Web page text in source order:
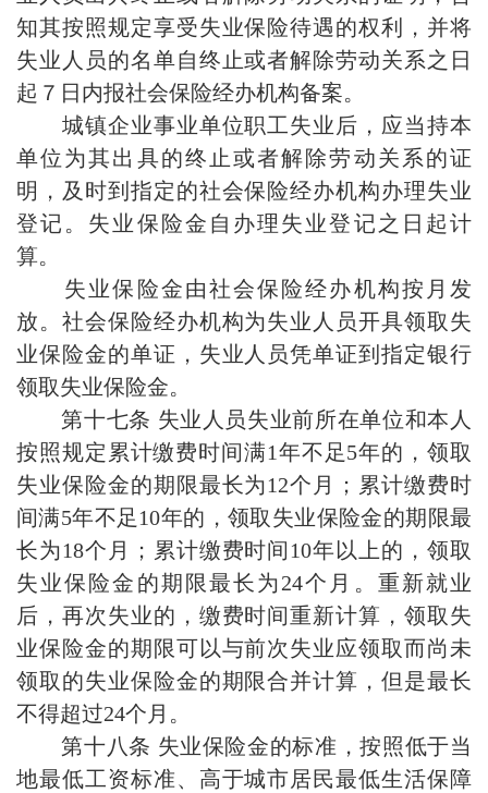
知其按照规定享受失业保险待遇的权利，并将
失业人员的名单自终止或者解除劳动关系之日
起７日内报社会保险经办机构备案。
城镇企业事业单位职工失业后，应当持本
单位为其出具的终止或者解除劳动关系的证
明，及时到指定的社会保险经办机构办理失业
登记。失业保险金自办理失业登记之日起计
算。
失业保险金由社会保险经办机构按月发
放。社会保险经办机构为失业人员开具领取失
业保险金的单证，失业人员凭单证到指定银行
领取失业保险金。
第十七条 失业人员失业前所在单位和本人
按照规定累计缴费时间满1年不足5年的，领取
失业保险金的期限最长为12个月；累计缴费时
间满5年不足10年的，领取失业保险金的期限最
长为18个月；累计缴费时间10年以上的，领取
失业保险金的期限最长为24个月。重新就业
后，再次失业的，缴费时间重新计算，领取失
业保险金的期限可以与前次失业应领取而尚未
领取的失业保险金的期限合并计算，但是最长
不得超过24个月。
第十八条 失业保险金的标准，按照低于当
地最低工资标准、高于城市居民最低生活保障